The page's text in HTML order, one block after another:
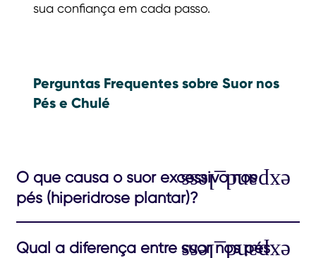
sua confiança em cada passo.
Perguntas Frequentes sobre Suor nos
Pés e Chulé
O que causa o suor excessivo nos
pés (hiperidrose plantar)?
Qual a diferença entre suor nos pés